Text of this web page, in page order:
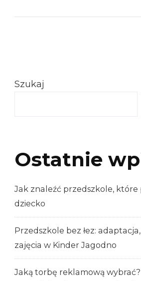
Szukaj
Ostatnie
Jak znaleźć przedszkole, które
dziecko
Przedszkole bez łez:
zajęcia w Kinder Jagodno
Jaką torbę reklamową